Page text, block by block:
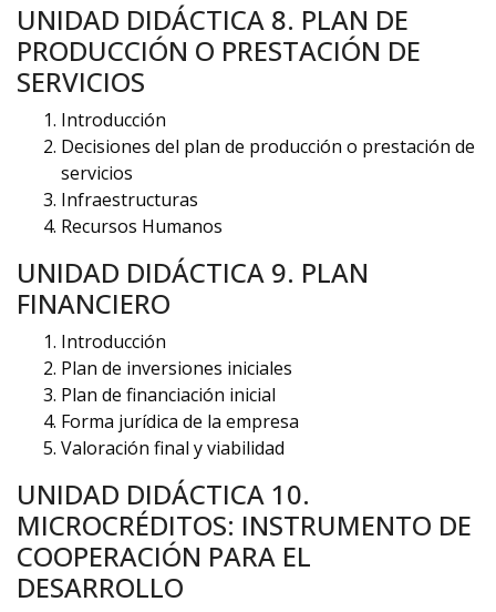
UNIDAD DIDÁCTICA 8. PLAN DE
PRODUCCIÓN O PRESTACIÓN DE
SERVICIOS
Introducción
Decisiones del plan de producción o prestación de
servicios
Infraestructuras
Recursos Humanos
UNIDAD DIDÁCTICA 9. PLAN
FINANCIERO
Introducción
Plan de inversiones iniciales
Plan de financiación inicial
Forma jurídica de la empresa
Valoración final y viabilidad
UNIDAD DIDÁCTICA 10.
MICROCRÉDITOS: INSTRUMENTO DE
COOPERACIÓN PARA EL
DESARROLLO